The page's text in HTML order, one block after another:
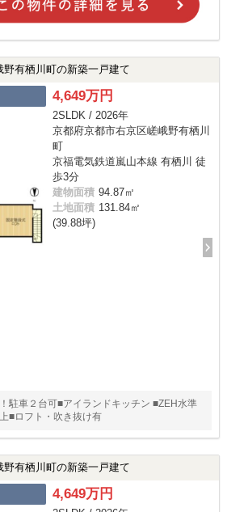
野有栖川町の新築一戸建て
4,649万円
2SLDK / 2026年
京都府京都市右京区嵯峨野有栖川
町
京福電気鉄道嵐山本線 有栖川 徒
歩3分
建物面積 94.87㎡
土地面積 131.84㎡
(39.88坪)
駐車２台可■アイランドキッチン ■ZEH水準
■ロフト・吹き抜け有
野有栖川町の新築一戸建て
4,649万円